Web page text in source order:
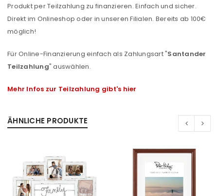
Produkt per Teilzahlung zu finanzieren. Einfach und sicher.
Direkt im Onlineshop oder in unseren Filialen. Bereits ab 100€
möglich!
Für Online-Finanzierung einfach als Zahlungsart "Santander
Teilzahlung" auswählen.
Mehr Infos zur Teilzahlung gibt's hier
ÄHNLICHE PRODUKTE